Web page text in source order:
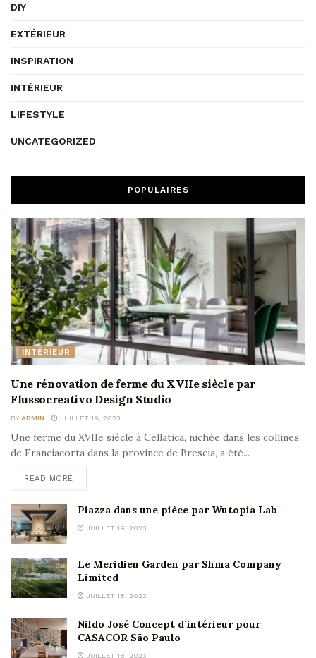
DIY
EXTÉRIEUR
INSPIRATION
INTÉRIEUR
LIFESTYLE
UNCATEGORIZED
POPULAIRES
INTÉRIEUR
Une rénovation de ferme du XVIIe siècle par
Flussocreativo Design Studio
BY ADMIN JUILLET 19, 2023
Une ferme du XVIIe siècle à Cellatica, nichée dans les collines
de Franciacorta dans la province de Brescia, a été...
READ MORE
Piazza dans une pièce par Wutopia Lab
JUILLET 19, 2023
Le Meridien Garden par Shma Company
Limited
JUILLET 18, 2023
Nildo José Concept d’intérieur pour
CASACOR São Paulo
JUILLET 18, 2023